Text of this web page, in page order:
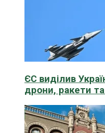
ЄС виділив
дрони, ракети